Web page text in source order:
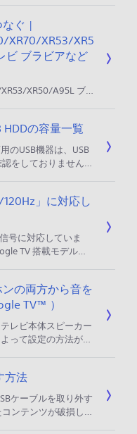
発売モデル 2022年
売モデル 2019年発売
デル
なぐ |
XR70/XR53/XR5
ブラビアなど
XR50/A95L ブ
ラビアの操作をする
を表示する スマー
ォンの画面を表示す
の容量一覧
のUSB機器は、USB
をしておりません。
。 2015年以降発売
の場合 最大サイ
」に対応し
号に対応していま
TV 搭載モデル
ル X80Jを除く PS5な
場合は、専用の
の両方から音を
TV™ ）
レビ本体スピーカー
って設定の方法が異
開く リモコンの
ム」ボタンを押す
押す 音声同時出力の
ーが異なります。
方法
ケーブルを取り外す
ンテンツが破損して